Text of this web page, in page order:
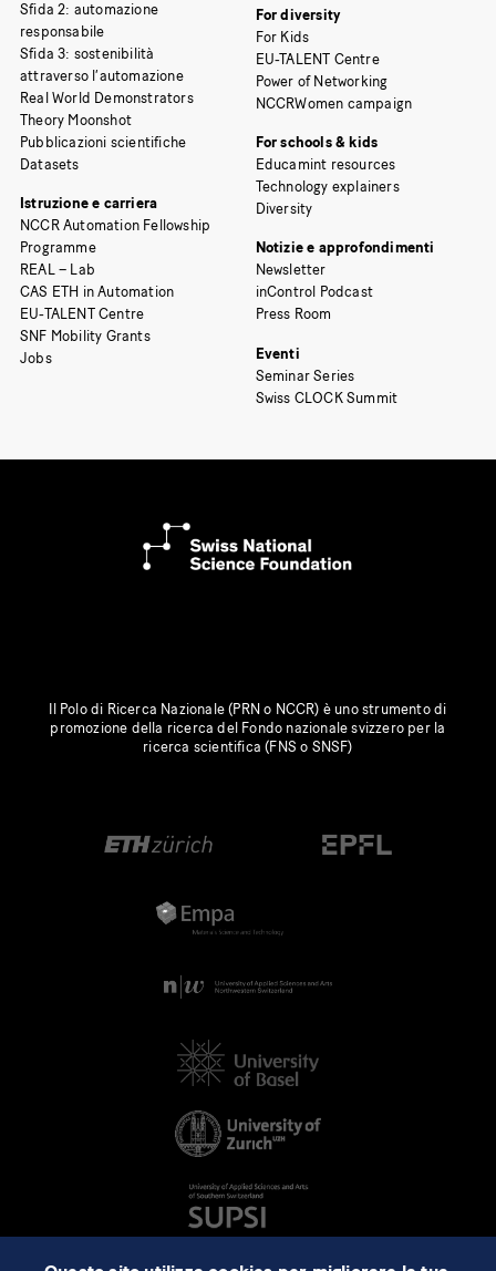
Sfida 2: automazione
responsabile
Sfida 3: sostenibilità
attraverso l’automazione
Real World Demonstrators
Theory Moonshot
Pubblicazioni scientifiche
Datasets
Istruzione e carriera
NCCR Automation Fellowship
Programme
REAL – Lab
CAS ETH in Automation
EU-TALENT Centre
SNF Mobility Grants
Jobs
For diversity
For Kids
EU-TALENT Centre
Power of Networking
NCCRWomen campaign
For schools & kids
Educamint resources
Technology explainers
Diversity
Notizie e approfondimenti
Newsletter
inControl Podcast
Press Room
Eventi
Seminar Series
Swiss CLOCK Summit
Il Polo di Ricerca Nazionale (PRN o NCCR) è uno strumento di
promozione della ricerca del Fondo nazionale svizzero per la
ricerca scientifica (FNS o SNSF)